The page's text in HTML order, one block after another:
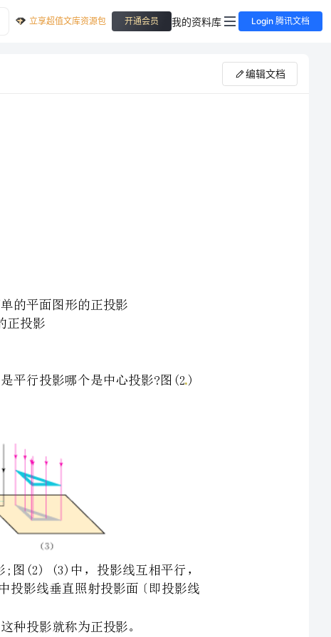
立享超值文库资源包 开通会员 我的资料库 Login 腾讯文档
编辑文档
下图表示一块三角尺在光线照射下形成投影，其中哪个是平行投影哪个是中心投影?图(2)
解：结论:图(1)中的投影线集中于一点，形成中心投影;图(2)(3)中，投影线互相平行，
形成平行投影;图(2)中，投影线斜着照射投影面;图(3)中投影线垂直照射投影面〔即投影线